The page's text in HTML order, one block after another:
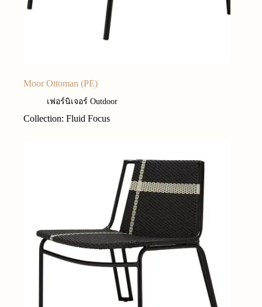
Moor Ottoman (PE)
เฟอร์นิเจอร์ Outdoor
Collection: Fluid Focus